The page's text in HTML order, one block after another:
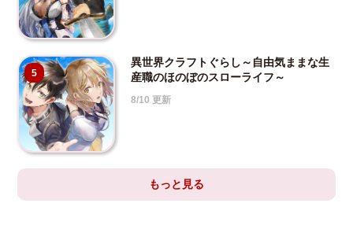
5
異世界クラフトぐらし～自由気ままな生
産職のほのぼのスローライフ～
8/10 更新
もっと見る